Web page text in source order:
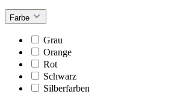
Farbe
Grau
Orange
Rot
Schwarz
Silberfarben